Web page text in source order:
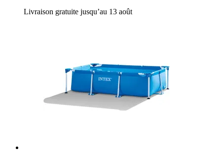
Livraison gratuite jusqu’au 13 août